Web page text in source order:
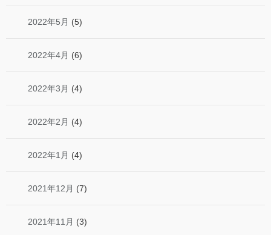
2022年5月 (5)
2022年4月 (6)
2022年3月 (4)
2022年2月 (4)
2022年1月 (4)
2021年12月 (7)
2021年11月 (3)